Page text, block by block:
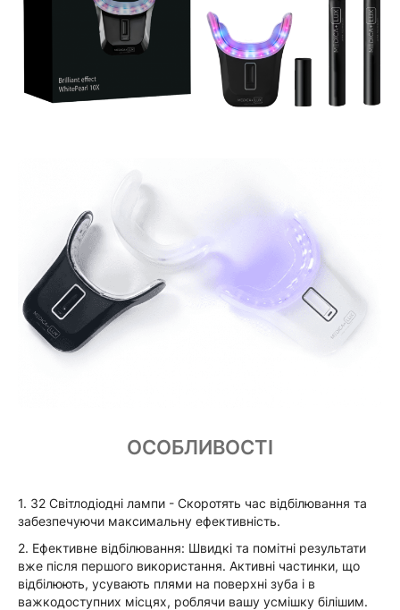
ОСОБЛИВОСТІ
1. 32 Світлодіодні лампи - Скоротять час відбілювання та
забезпечуючи максимальну ефективність.
2. Ефективне відбілювання: Швидкі та помітні результати
вже після першого використання. Активні частинки, що
відбілюють, усувають плями на поверхні зуба і в
важкодоступних місцях, роблячи вашу усмішку білішим.